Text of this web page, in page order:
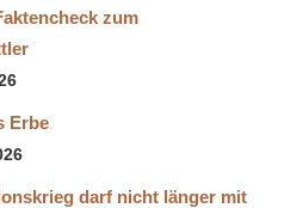
zum
Erbe
darf nicht länger mit